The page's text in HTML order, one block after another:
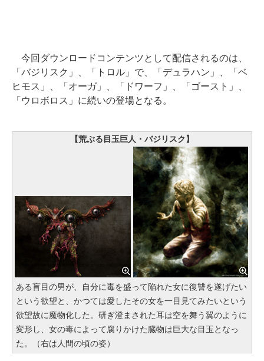
今回ダウンロードコンテンツとして配信されるのは、
「バジリスク」、「トロル」で、「デュラハン」、「ベ
ヒモス」、「オーガ」、「ドワーフ」、「ゴースト」、
「ウロボロス」に続いの登場となる。
【荒ぶる目玉巨人・バジリスク】
ある盲目の男が、自分に毒を盛って陥れた女に復讐を遂げたい
という欲望と、かつては愛したその女を一目見てみたいという
欲望故に魔物化した。研ぎ澄まされた耳は空を舞う翼のように
変形し、女の毒によって腐りかけた臓物は巨大な目玉となっ
た。（右は人間の頃の姿）